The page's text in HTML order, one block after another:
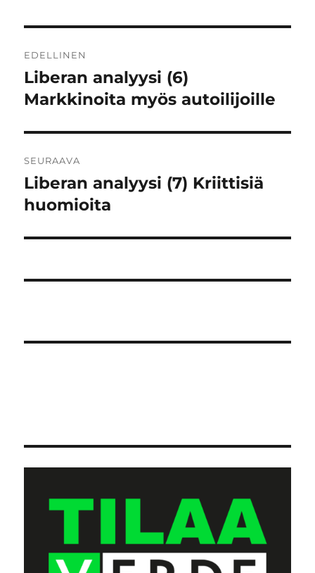
selaus
EDELLINEN
Edellinen
artikkeli:
Liberan analyysi (6)
Markkinoita myös autoilijoille
SEURAAVA
Seuraava
artikkeli:
Liberan analyysi (7) Kriittisiä
huomioita